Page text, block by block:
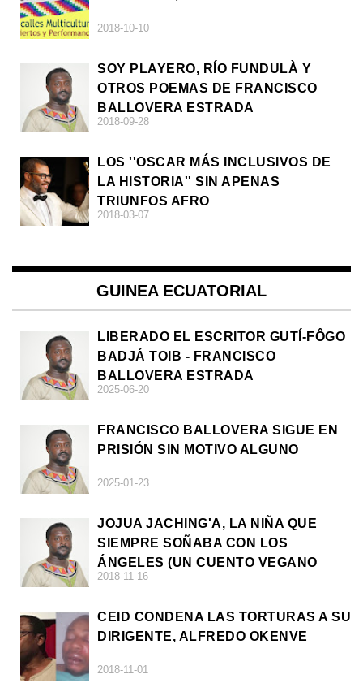
2018-10-10
SOY PLAYERO, RÍO FUNDULÀ Y
OTROS POEMAS DE FRANCISCO
BALLOVERA ESTRADA
2018-09-28
LOS ''OSCAR MÁS INCLUSIVOS DE
LA HISTORIA'' SIN APENAS
TRIUNFOS AFRO
2018-03-07
GUINEA ECUATORIAL
LIBERADO EL ESCRITOR GUTÍ-FÔGO
BADJÁ TOIB - FRANCISCO
BALLOVERA ESTRADA
2025-06-20
FRANCISCO BALLOVERA SIGUE EN
PRISIÓN SIN MOTIVO ALGUNO
2025-01-23
JOJUA JACHING'A, LA NIÑA QUE
SIEMPRE SOÑABA CON LOS
ÁNGELES (UN CUENTO VEGANO
AFRICANO)
2018-11-16
CEID CONDENA LAS TORTURAS A SU
DIRIGENTE, ALFREDO OKENVE
2018-11-01